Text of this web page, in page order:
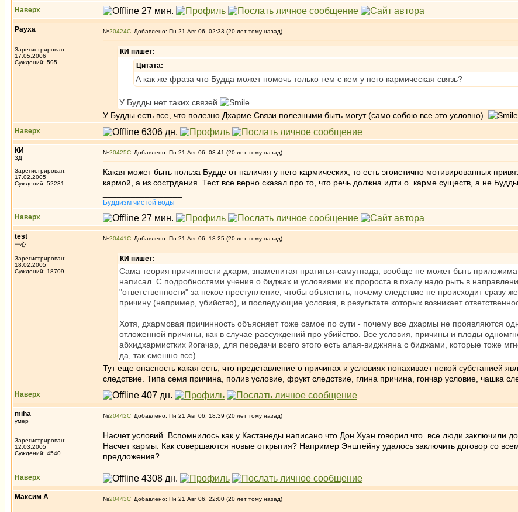
Наверх
Рауха
Зарегистрирован:
17.05.2006
Суждений: 595
№20424 Добавлено: Пн 21 Авг 06, 02:33 (20 лет тому назад)
КИ пишет:
Цитата:
А как же фраза что Будда может помочь только тем с кем у него кармическая связь?
У Будды нет таких связей
У Будды есть все, что полезно Дхарме.Связи полезными быть могут (само собою все это условно).
Наверх
КИ
3Д
Зарегистрирован:
17.02.2005
Суждений: 52231
№20425 Добавлено: Пн 21 Авг 06, 03:41 (20 лет тому назад)
Какая может быть польза Будде от наличия у него кармических, то есть эгоистично мотивированных
кармой, а из сострдания. Тест все верно сказал про то, что речь должна идти о карме существ, а не Будды.
Буддизм чистой воды
Наверх
test
一心
Зарегистрирован:
18.02.2005
Суждений: 18709
№20441 Добавлено: Пн 21 Авг 06, 18:25 (20 лет тому назад)
КИ пишет:
Сама теория причинности дхарм, знаменитая пратитья-самутпада, вообще не может быть
написал. С подробностями учения о биджах и условиями их пророста в пхалу надо рыть в
"ответственности" за некое преступление, чтобы объяснить, почему следствие не происходит сразу
причину (например, убийство), и последующие условия, в результате которых возникает
Хотя, дхармовая причинность объясняет тоже самое по сути - почему все дхармы не проявляются
отложенной причины, как в случае рассуждений про убийство. Все условия, причины и плоды
абхидхармистких йогачар, для передачи всего этого есть алая-виджняна с биджами, которые тоже
да, так смешно все).
Тут еще опасность какая есть, что представление о причинах и условиях попахивает некой
следствие. Типа семя причина, полив условие, фрукт следствие, глина причина, гончар условие, чашка
Наверх
miha
умер
Зарегистрирован:
12.03.2005
Суждений: 4540
№20442 Добавлено: Пн 21 Авг 06, 18:39 (20 лет тому назад)
Насчет условий. Вспомнилось как у Кастанеды написано что Дон Хуан говорил что все люди заключили
Насчет кармы. Как совершаются новые открытия? Например Энштейну удалось заключить договор со
предложения?
Наверх
Максим А №20443 Добавлено: Пн 21 Авг 06, 22:00 (20 лет тому назад)